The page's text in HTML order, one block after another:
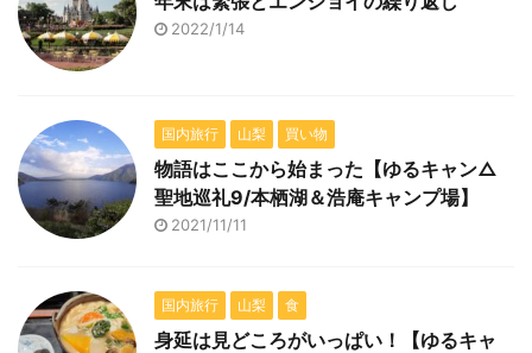
2022/1/14
国内旅行 山梨 買い物
物語はここから始まった【ゆるキャン△
聖地巡礼9/本栖湖＆浩庵キャンプ場】
2021/11/11
国内旅行 山梨 食
身延は見どころがいっぱい！【ゆるキャ